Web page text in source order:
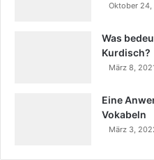
Oktober
Was
Kurdisch?
März 8,
Eine
Vokabeln
März 3,